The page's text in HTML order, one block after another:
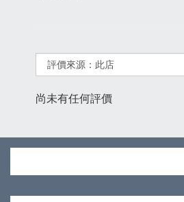
尚未有任何評價